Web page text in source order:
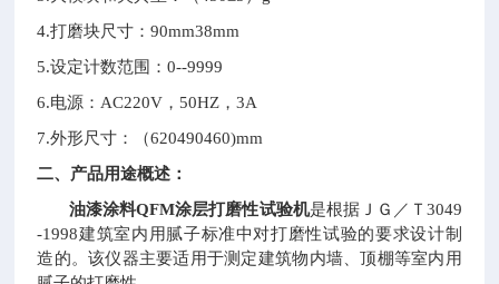
4.打磨块尺寸：90mm38mm
5.设定计数范围：0--9999
6.电源： AC220V ， 50HZ ，3A
7.外形尺寸：（620490460)mm
二、产品用途概述：
油漆涂料QFM涂层打磨性试验机是根据ＪＧ／Ｔ 3049
-1998建筑室内用腻子标准中对打磨性试验的要求设计制
造的。该仪器主要适用于测定建筑物内墙、顶棚等室内用